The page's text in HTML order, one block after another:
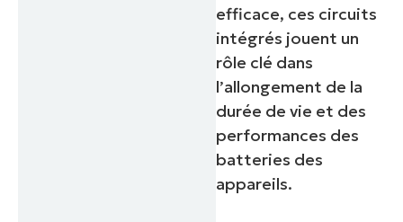
efficace, ces circuits
intégrés jouent un
rôle clé dans
l’allongement de la
durée de vie et des
performances des
batteries des
appareils.